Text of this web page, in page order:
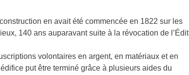
en avait été commencée en 1822 sur les
140 ans auparavant suite à la révocation de l’Édit
volontaires en argent, en matériaux et en
put être terminé grâce à plusieurs aides du